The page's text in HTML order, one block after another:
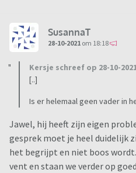
SusannaT
28-10-2021 om 18:18
Kersje schreef op 28-10-
[..]
Is er helemaal geen vader in
Jawel, hij heeft zijn eigen
gesprek moet je heel duidelijk
het begrijpt en niet boos
vent en staan we verder op